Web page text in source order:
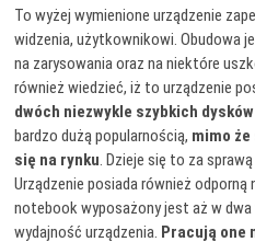
To wyżej wymienione urządzenie
widzenia, użytkownikowi. Obudowa
na zarysowania oraz na niektóre
również wiedzieć, iż to urządzenie
dwóch niezwykle szybkich dysków
bardzo dużą popularnością, mimo że
się na rynku. Dzieje się to za
Urządzenie posiada również
notebook wyposażony jest aż w
wydajność urządzenia. Pracują one